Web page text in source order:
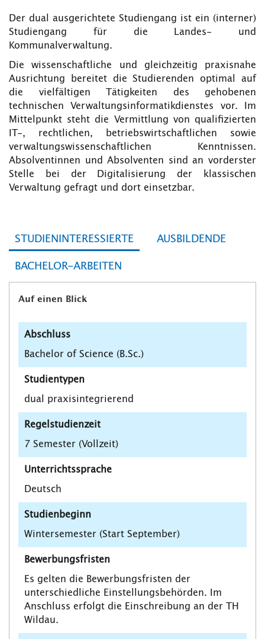
Der dual ausgerichtete Studiengang ist ein (interner)
Studiengang für die Landes- und
Kommunalverwaltung.
Die wissenschaftliche und gleichzeitig praxisnahe
Ausrichtung bereitet die Studierenden optimal auf
die vielfältigen Tätigkeiten des gehobenen
technischen Verwaltungsinformatikdienstes vor. Im
Mittelpunkt steht die Vermittlung von qualifizierten
IT-, rechtlichen, betriebswirtschaftlichen sowie
verwaltungswissenschaftlichen Kenntnissen.
Absolventinnen und Absolventen sind an vorderster
Stelle bei der Digitalisierung der klassischen
Verwaltung gefragt und dort einsetzbar.
STUDIENINTERESSIERTE AUSBILDENDE
BACHELOR-ARBEITEN
Auf einen Blick
Abschluss
Bachelor of Science (B.Sc.)
Studientypen
dual praxisintegrierend
Regelstudienzeit
7 Semester (Vollzeit)
Unterrichtssprache
Deutsch
Studienbeginn
Wintersemester (Start September)
Bewerbungsfristen
Es gelten die Bewerbungsfristen der
unterschiedliche Einstellungsbehörden. Im
Anschluss erfolgt die Einschreibung an der TH
Wildau.